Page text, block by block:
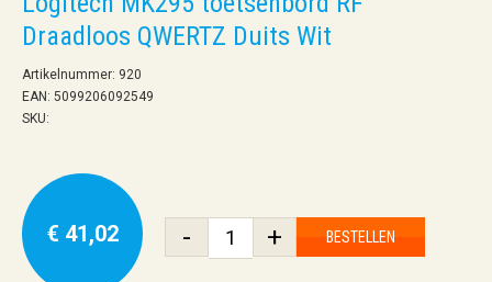
Draadloos QWERTZ Duits Wit
Artikelnummer: 920
EAN: 5099206092549
SKU:
€ 41,02 - + BESTELLEN